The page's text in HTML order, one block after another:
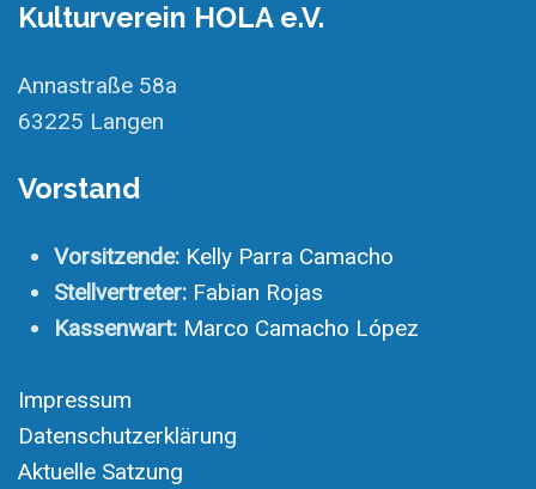
Kulturverein HOLA e.V.
Annastraße 58a
63225 Langen
Vorstand
Vorsitzende: Kelly Parra Camacho
Stellvertreter: Fabian Rojas
Kassenwart: Marco Camacho López
Impressum
Datenschutzerklärung
Aktuelle Satzung